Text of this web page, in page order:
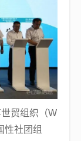
贸组织（W
性社团组